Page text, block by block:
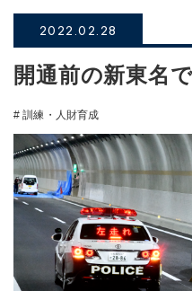
2022.02.28
開通前の新東名
# 訓練・人財育成